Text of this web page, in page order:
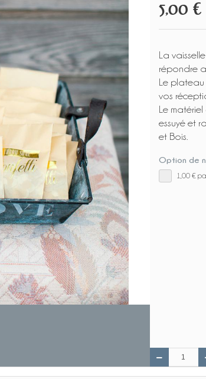
5,00 €
La
répondre
Le plateau
vos
Le
essuyé et
et Bois.
Option de
1,00 €